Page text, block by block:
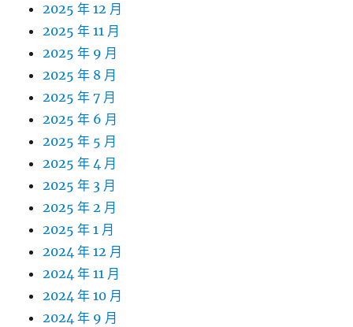
2025 年 12 月
2025 年 11 月
2025 年 9 月
2025 年 8 月
2025 年 7 月
2025 年 6 月
2025 年 5 月
2025 年 4 月
2025 年 3 月
2025 年 2 月
2025 年 1 月
2024 年 12 月
2024 年 11 月
2024 年 10 月
2024 年 9 月